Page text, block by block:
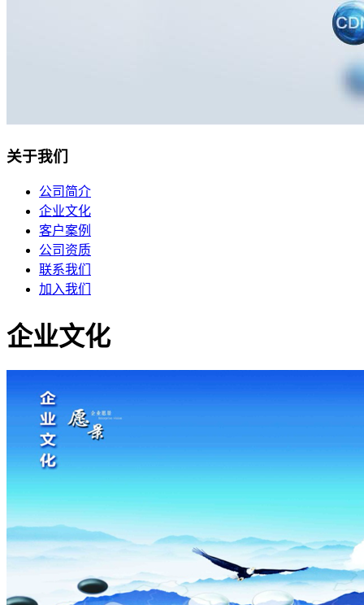
贴心的服务
机柜租用
BGP机柜租用
自建T4级别数据中心
双线机柜租用
电信联通双线数据中心
电信机柜租用
电信直营数据中心
移动T4级数据中心
增值服务
企业邮局
数据备份
快照备份灵活多变
SSL证书
确保信息的安全性
关于我们
公司简介
企业文化
客户案例
公司资质
联系我们
加入我们
企业文化